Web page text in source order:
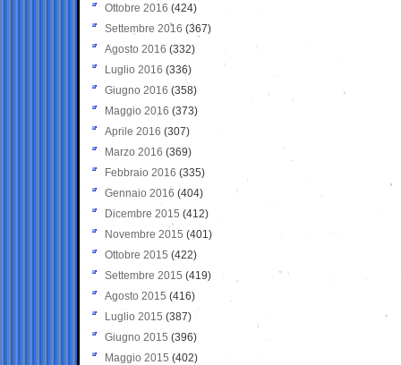
Ottobre 2016 (424)
Settembre 2016 (367)
Agosto 2016 (332)
Luglio 2016 (336)
Giugno 2016 (358)
Maggio 2016 (373)
Aprile 2016 (307)
Marzo 2016 (369)
Febbraio 2016 (335)
Gennaio 2016 (404)
Dicembre 2015 (412)
Novembre 2015 (401)
Ottobre 2015 (422)
Settembre 2015 (419)
Agosto 2015 (416)
Luglio 2015 (387)
Giugno 2015 (396)
Maggio 2015 (402)